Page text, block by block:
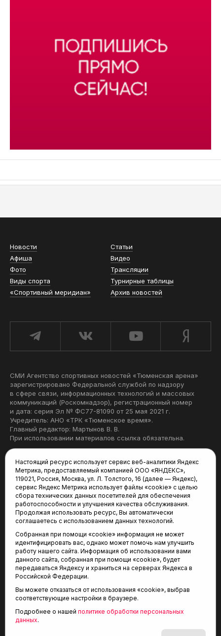
Новости
Статьи
Афиша
Видео
Фото
Трансляции
Виды спорта
Турнирные таблицы
«Спортивный меридиан»
Архив новостей
СМИ Агентство спортивных новостей «Тюменская арена»
зарегистрировано Федеральной службой по надзору
в сфере связи, информационных технологий и массовых
коммуникаций (Роскомнадзор), регистрационный номер
и дата: серия Эл № ФС77-81090 от 25 мая 2021 г.
Учредитель: АНО «ТРК «Тюменское время».
Главный редактор: Мартынов В. В.
При использовании материалов ссылка обязательна.
Редакция:
625035, Тюмень, пр. Геологоразведчиков, 28А
(3452) 68-22-28
tum-arena@mail.ru
Отдел продаж:
(3452) 68-89-78
kotovaev@sibinformburo.ru
© 2001-2026 Агентство спортивных новостей
Настоящий ресурс использует сервис веб-аналитики Яндекс
Метрика, предоставляемый компанией ООО «ЯНДЕКС»,
119021, Россия, Москва, ул. Л. Толстого, 16 (далее — Яндекс),
сервис Яндекс Метрика использует файлы «cookie» с целью
сбора технических данных посетителей для обеспечения
работоспособности и улучшения качества обслуживания.
Продолжая использовать ресурс, Вы автоматически
соглашаетесь с использованием данных технологий.
Собранная при помощи «cookie» информация не может
идентифицировать вас, однако может помочь нам улучшить
работу нашего сайта. Информация об использовании вами
данного сайта, собранная при помощи «cookie», будет
передаваться Яндексу и храниться на серверах Яндекса в
Российской Федерации.
Вы можете отказаться от использования «cookie», выбрав
соответствующие настройки в браузере.
Подробнее о нашей политике обработки персональных
данных.